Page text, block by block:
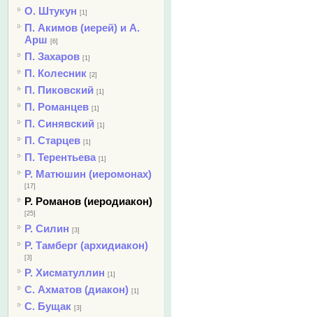
О. Штукун [1]
П. Акимов (иерей) и А.
Арш [6]
П. Захаров [1]
П. Колесник [2]
П. Пиковский [1]
П. Романцев [1]
П. Синявский [1]
П. Старцев [1]
П. Терентьева [1]
Р. Матюшин (иеромонах)
[17]
Р. Романов (иеродиакон)
[25]
Р. Силин [3]
Р. Тамберг (архидиакон)
[3]
Р. Хисматуллин [1]
С. Ахматов (диакон) [1]
С. Бущак [3]